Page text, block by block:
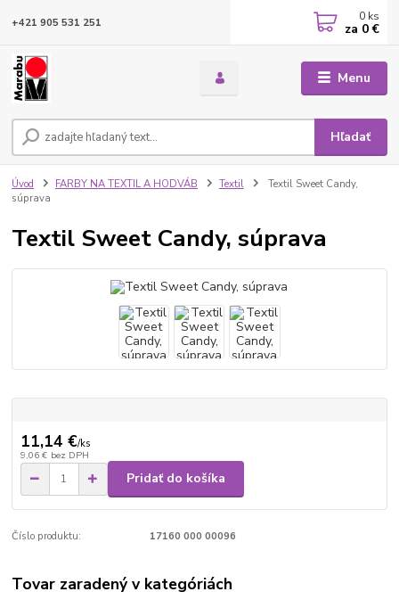
Menu
Hľadať
+421 905 531 251 0 ks
za 0 €
Úvod FARBY NA TEXTIL A HODVÁB Textil
Textil Sweet Candy,
súprava
Textil Sweet Candy, súprava
11,14 €/ks
9,06 € bez DPH
Pridať do košíka
Číslo produktu: 17160 000 00096
Tovar zaradený v kategóriách